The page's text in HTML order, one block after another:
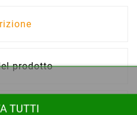
prodotto
en acier inoxydable
TUTTI